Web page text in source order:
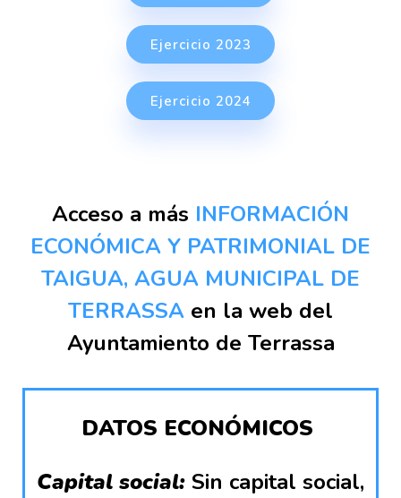
Ejercicio 2023
Ejercicio 2024
Acceso a más INFORMACIÓN
ECONÓMICA Y PATRIMONIAL DE
TAIGUA, AGUA MUNICIPAL DE
TERRASSA en la web del
Ayuntamiento de Terrassa
DATOS ECONÓMICOS
Capital social: Sin capital social,